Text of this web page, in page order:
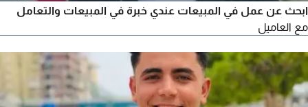
ابحث عن عمل في المبيعات عندي خبرة في المبيعات والتعامل
مع العاميل